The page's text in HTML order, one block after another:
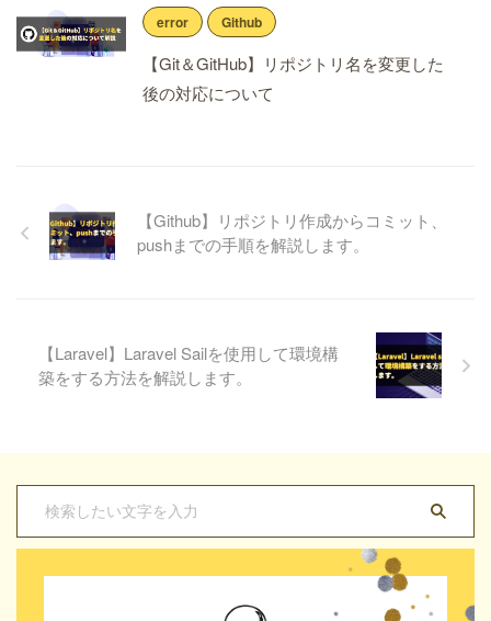
error Github
【Git＆GitHub】リポジトリ名を変更した
後の対応について
【Github】リポジトリ作成からコミット、
pushまでの手順を解説します。
【Laravel】Laravel Sailを使用して環境構
築をする方法を解説します。